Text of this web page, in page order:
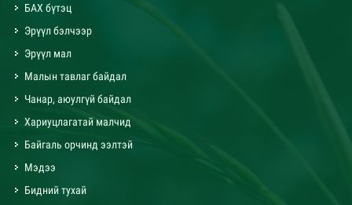
БАХ бүтэц
Эрүүл бэлчээр
Эрүүл мал
Малын тавлаг байдал
Чанар, аюулгүй байдал
Хариуцлагатай малчид
Байгаль орчинд ээлтэй
Мэдээ
Бидний тухай